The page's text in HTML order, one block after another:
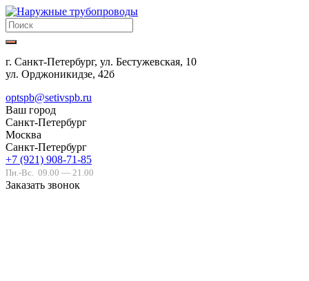
г. Санкт-Петербург, ул. Бестужевская, 10
ул. Орджоникидзе, 42б
optspb@setivspb.ru
Ваш город
Санкт-Петербург
Москва
Санкт-Петербург
+7 (921) 908-71-85
Пн.-Вс. 09.00 — 21.00
Заказать звонок